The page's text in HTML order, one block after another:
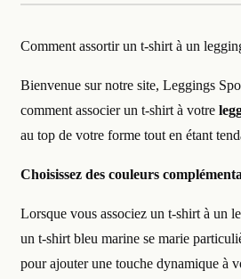
Comment assortir un t-shirt à un
Bienvenue sur notre site, Leggings
comment associer un t-shirt à votre
au top de votre forme tout en étant
Choisissez des couleurs
Lorsque vous associez un t-shirt à un
un t-shirt bleu marine se marie
pour ajouter une touche dynamique à